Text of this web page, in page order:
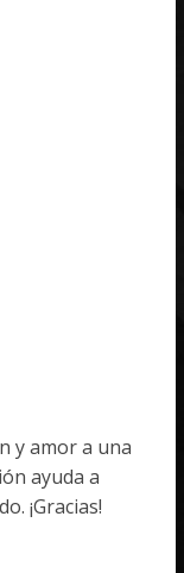
y amor a una
ayuda a
¡Gracias!